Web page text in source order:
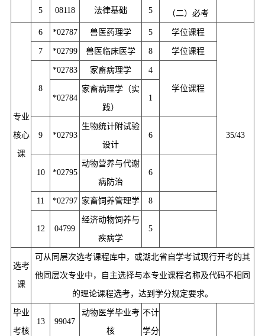
（二）必考
5 08118 法律基础 5
专业
核心
课
6 *02787 兽医药理学 5 学位课程
35/43
7 *02799 兽医临床医学 8 学位课程
8
*02783 家畜病理学 4
学位课程
*02784
家畜病理学（实
践）
1
9 *02793
生物统计附试验
设计
6
10 *02795
动物营养与代谢
病防治
6
11 *02797 家畜饲养管理学 8
12 04799
经济动物饲养与
疾病学
5
选考
课
可从同层次选考课程库中，或湖北省自学考试现行开考的其
他同层次专业中，自主选择与本专业课程名称及代码不相同
的理论课程选考，达到学分规定要求。
毕业
考核
13 99047
动物医学毕业考
核
不计
学分